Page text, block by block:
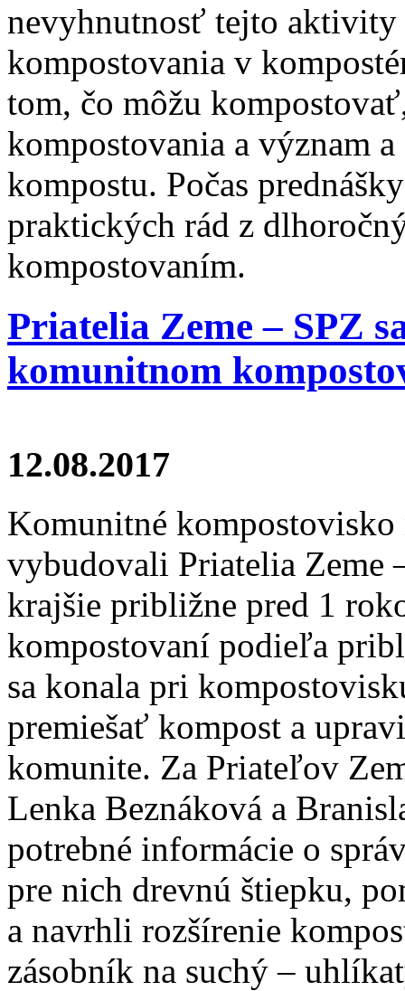
nevyhnutnosť tejto aktivity
kompostovania v
tom, čo môžu
kompostovania a význam
kompostu. Počas
praktických rád z
kompostovaním.
Priatelia Zeme – SPZ
komunitnom
12.08.2017
Komunitné
vybudovali Priatelia Zeme
krajšie približne pred 1
kompostovaní podieľa
sa konala pri
premiešať kompost a
komunite. Za Priateľov
Lenka Beznáková a
potrebné informácie o
pre nich drevnú štiepku,
a navrhli rozšírenie
zásobník na suchý –